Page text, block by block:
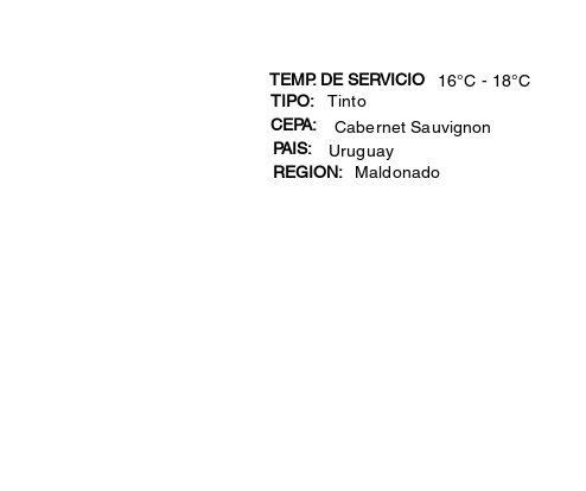
TEMP. DE SERVICIO
16°C - 18°C
TIPO:
Tinto
CEPA:
Cabernet Sauvignon
PAIS:
Uruguay
REGION:
Maldonado